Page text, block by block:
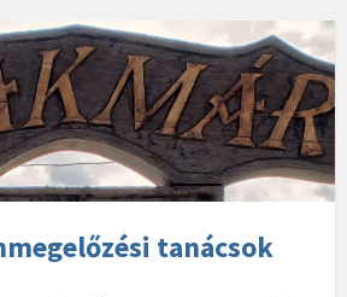
tanácsok